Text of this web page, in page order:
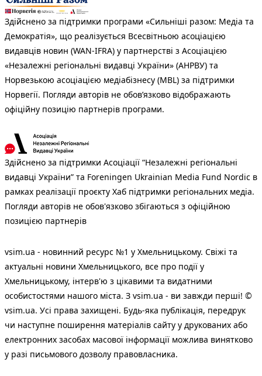
Здійснено за підтримки програми «Сильніші разом: Медіа та
Демократія», що реалізується Всесвітньою асоціацією
видавців новин (WAN-IFRA) у партнерстві з Асоціацією
«Незалежні регіональні видавці України» (АНРВУ) та
Норвезькою асоціацією медіабізнесу (MBL) за підтримки
Норвегії. Погляди авторів не обов’язково відображають
офіційну позицію партнерів програми.
Здійснено за підтримки Асоціації “Незалежні регіональні
видавці України” та Foreningen Ukrainian Media Fund Nordic в
рамках реалізації проєкту Хаб підтримки регіональних медіа.
Погляди авторів не обов'язково збігаються з офіційною
позицією партнерів
vsim.ua - новинний ресурс №1 у Хмельницькому. Свіжі та
актуальні новини Хмельницького, все про події у
Хмельницькому, інтерв'ю з цікавими та видатними
особистостями нашого міста. З vsim.ua - ви завжди перші! ©
vsim.ua. Усі права захищені. Будь-яка публiкацiя, передрук
чи наступне поширення матеріалів сайту у друкованих або
електронних засобах масової інформації можлива винятково
у разі письмового дозволу правовласника.